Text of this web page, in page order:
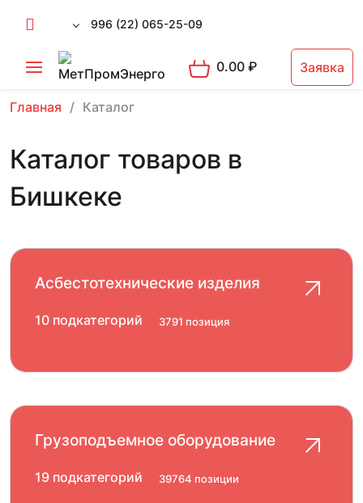
996 (22) 065-25-09
0.00₽ Заявка
Главная Каталог
Каталог товаров в
Бишкеке
Асбестотехнические изделия
10 подкатегорий 3791 позиция
Грузоподъемное оборудование
19 подкатегорий 39764 позиции